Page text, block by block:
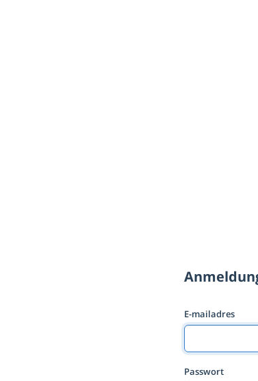
E-mailadres
Passwort